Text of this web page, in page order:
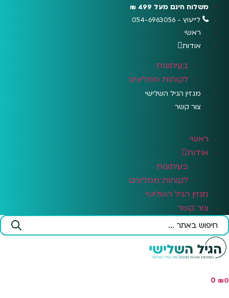
לתוכן
משלוח חינם מעל 499 ₪
לייעוץ - 054-6963056
ראשי
אודות
בעיתונות
לקוחות ממליצים
מגזין הגיל השלישי
צור קשר
ראשי
אודות
בעיתונות
לקוחות ממליצים
מגזין הגיל השלישי
צור קשר
Search
...
₪0
0